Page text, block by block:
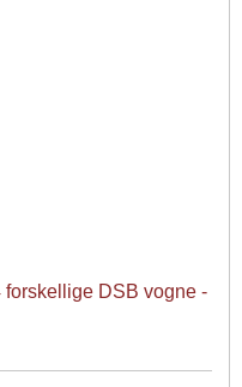
DSB vogne -